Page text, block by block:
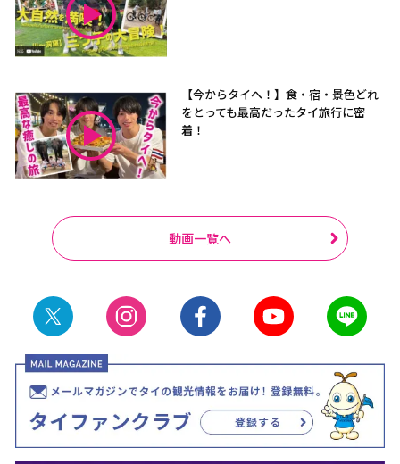
【今からタイへ！】食・宿・景色どれ
をとっても最高だったタイ旅行に密
着！
動画一覧へ